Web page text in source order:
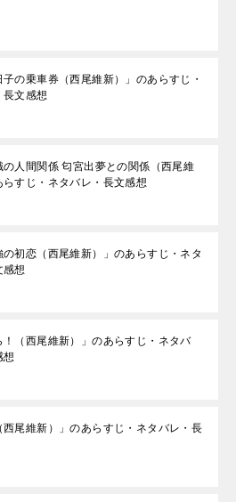
子の乗車券（西尾維新）」のあらすじ・
長文感想
の人間関係 匂宮出夢との関係（西尾維
らすじ・ネタバレ・長文感想
の初恋（西尾維新）」のあらすじ・ネタ
感想
！（西尾維新）」のあらすじ・ネタバ
想
西尾維新）」のあらすじ・ネタバレ・長